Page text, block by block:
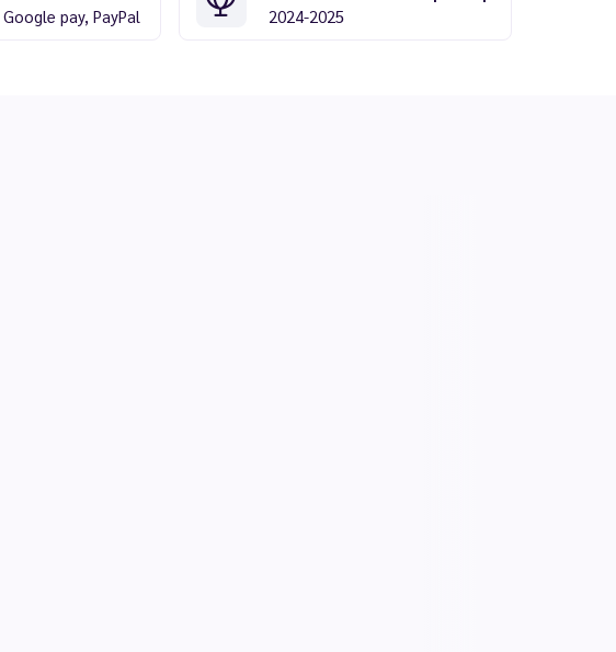
pay, PayPal
2024-2025